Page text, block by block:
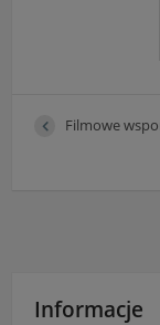
Filmowe
Informacje